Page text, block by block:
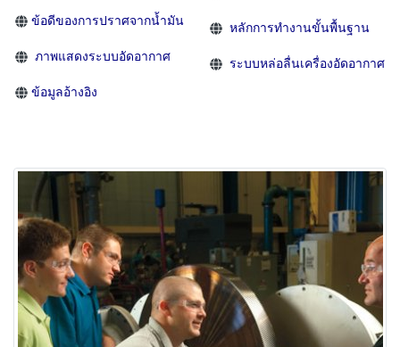
ข้อดีของการปราศจากน้ำมัน
หลักการทำงานขั้นพื้นฐาน
ภาพแสดงระบบอัดอากาศ
ระบบหล่อลื่นเครื่องอัดอากาศ
ข้อมูลอ้างอิง